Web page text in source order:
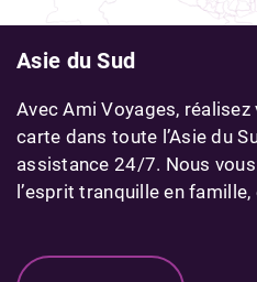
Asie du Sud
Avec Ami Voyages,
carte dans toute l’Asie du
assistance 24/7. Nous
l’esprit tranquille en